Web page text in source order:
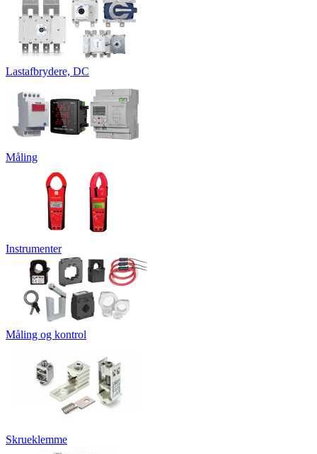
Lastafbrydere, DC
Måling
Instrumenter
Måling og kontrol
Skrueklemme